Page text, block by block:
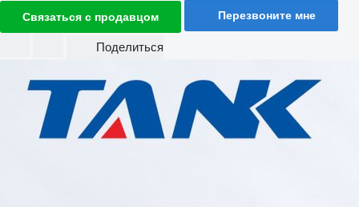
Связаться с продавцом Перезвоните мне
Поделиться